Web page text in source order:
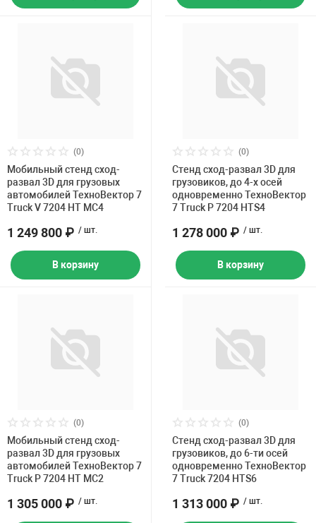
(0)
Мобильный стенд сход-
развал 3D для грузовых
автомобилей ТехноВектор 7
Truck V 7204 HT MC4
1 249 800 ₽ / шт.
В корзину
(0)
Стенд сход-развал 3D для
грузовиков, до 4-х осей
одновременно ТехноВектор
7 Truck P 7204 HTS4
1 278 000 ₽ / шт.
В корзину
(0)
Мобильный стенд сход-
развал 3D для грузовых
автомобилей ТехноВектор 7
Truck P 7204 HT MC2
1 305 000 ₽ / шт.
(0)
Стенд сход-развал 3D для
грузовиков, до 6-ти осей
одновременно ТехноВектор
7 Truck 7204 HTS6
1 313 000 ₽ / шт.